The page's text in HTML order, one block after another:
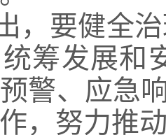
，要健全
筹发展和
警、应急
，努力推